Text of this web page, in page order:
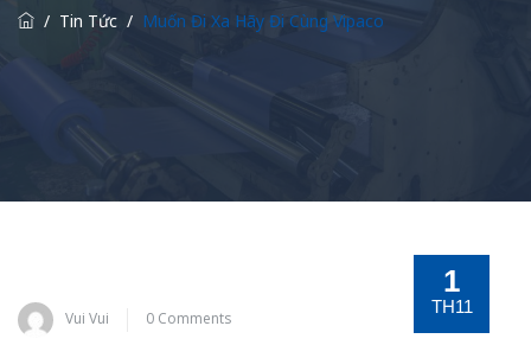
/ Tin Tức / Muốn Đi Xa Hãy Đi Cùng Vipaco
1
TH11
Vui Vui 0 Comments